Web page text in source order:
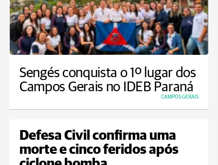
Sengés conquista o 1º lugar dos
Campos Gerais no IDEB Paraná
CAMPOS GERAIS
Defesa Civil confirma uma
morte e cinco feridos após